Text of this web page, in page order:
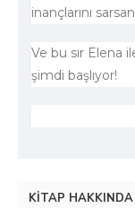
inançlarını
Ve bu sır Elena
şimdi başlıyor!
KITAP HAKKINDA